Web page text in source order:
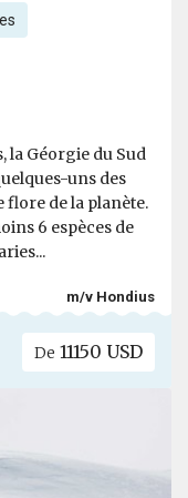
la Géorgie du Sud
uns des
flore de la planète.
6 espèces de
m/v Hondius
De 11150 USD